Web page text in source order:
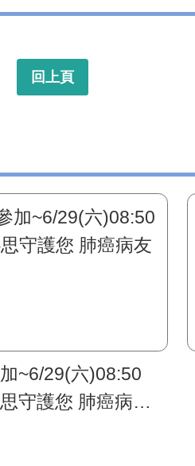
回上頁
~6/29(六)08:50
守護您 肺癌病友